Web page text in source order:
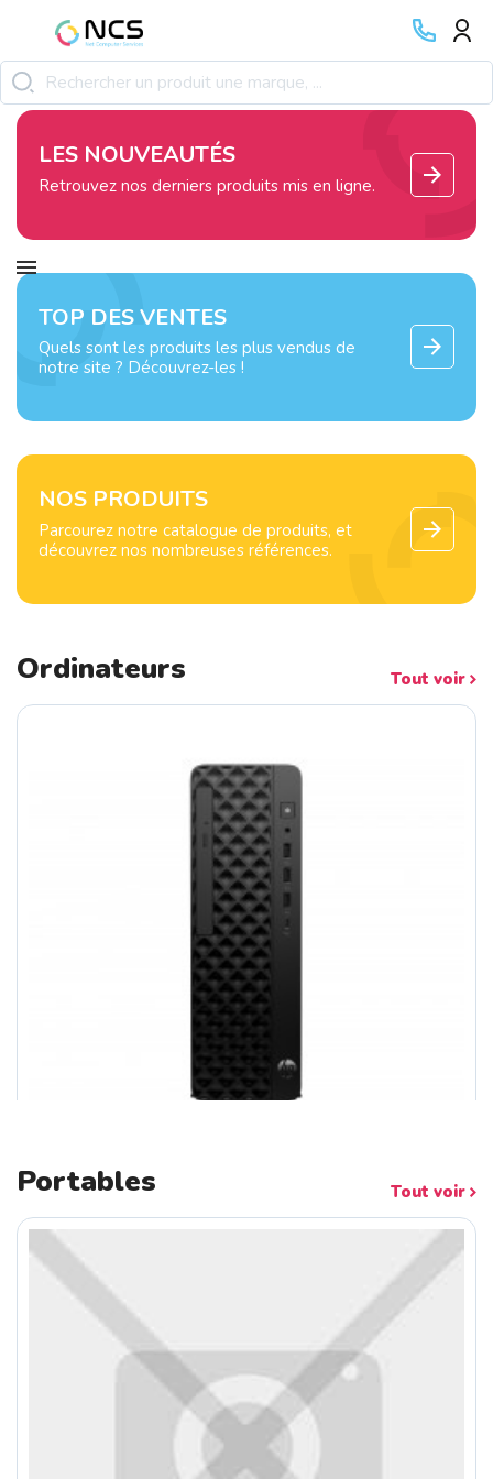
LES NOUVEAUTÉS
Retrouvez nos derniers produits mis en ligne.
TOP DES VENTES
Quels sont les produits les plus vendus de
notre site ? Découvrez-les !
NOS PRODUITS
Parcourez notre catalogue de produits, et
découvrez nos nombreuses références.
Ordinateurs Tout voir
Portables Tout voir